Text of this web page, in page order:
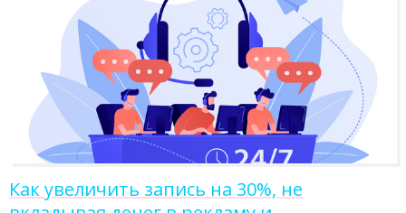
Как увеличить запись на 30%, не